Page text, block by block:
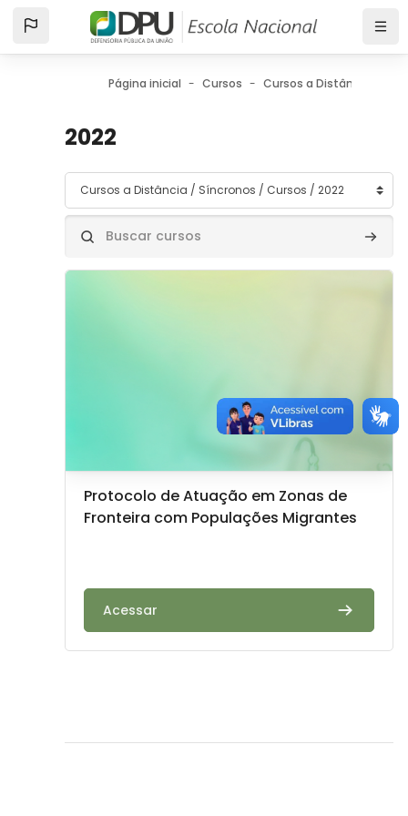
Ir para o conteúdo principal
Página inicial Cursos Cursos a Distância
2022
Categorias de Cursos
Buscar cursos
Imagem do curso" Protocolo de Atuação em Zonas
Imagem do curso
Nome do curso
Protocolo de Atuação em Zonas de
Fronteira com Populações Migrantes
Acessar